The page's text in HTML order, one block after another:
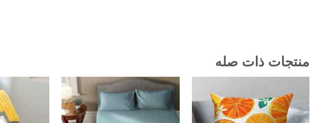
منتجات ذات صله